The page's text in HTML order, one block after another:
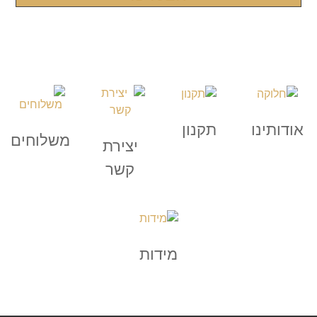
אודותינו
תקנון
יצירת
קשר
משלוחים
מידות